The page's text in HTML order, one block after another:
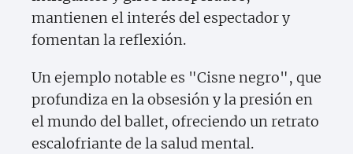
mantienen el interés del espectador y
fomentan la reflexión.
Un ejemplo notable es "Cisne negro", que
profundiza en la obsesión y la presión en
el mundo del ballet, ofreciendo un retrato
escalofriante de la salud mental.